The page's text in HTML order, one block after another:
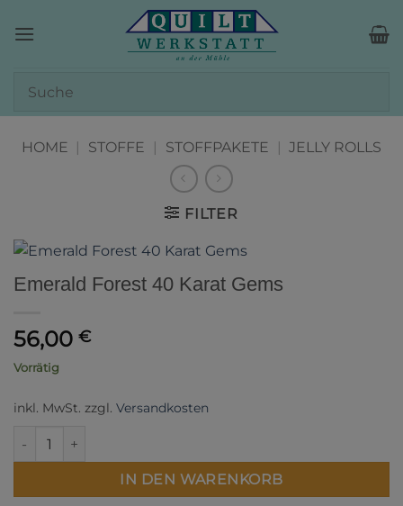
Inhalt
HOME | STOFFE | STOFFPAKETE | JELLY ROLLS
FILTER
Emerald Forest 40 Karat Gems
56,00 €
Vorrätig
inkl. MwSt. zzgl. Versandkosten
IN DEN WARENKORB